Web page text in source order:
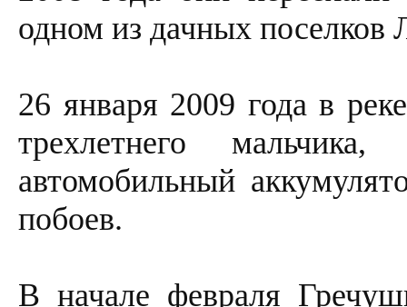
одном из дачных поселков
26 января 2009 года в
трехлетнего
автомобильный
побоев.
В начале февраля